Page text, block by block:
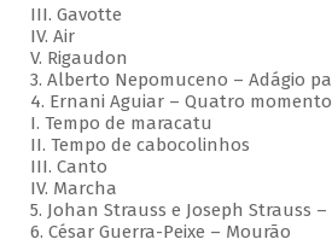
III. Gavotte
IV. Air
V. Rigaudon
3. Alberto Nepomuceno – Adágio
4. Ernani Aguiar – Quatro
I. Tempo de maracatu
II. Tempo de cabocolinhos
III. Canto
IV. Marcha
5. Johan Strauss e Joseph Strauss
6. César Guerra-Peixe – Mourão